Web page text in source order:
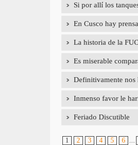
Si por allí los
En Cusco hay
La historia de la
Es miserable
Definitivamente nos
Inmenso favor le
Feriado Discutible
1 2 3 4 5 6